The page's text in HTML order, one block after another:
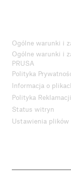
Ogólne warunki i
Ogólne warunki i
PRUSA
Polityka
Informacja o
Polityka Reklamacji
Status witryn
Ustawienia plików